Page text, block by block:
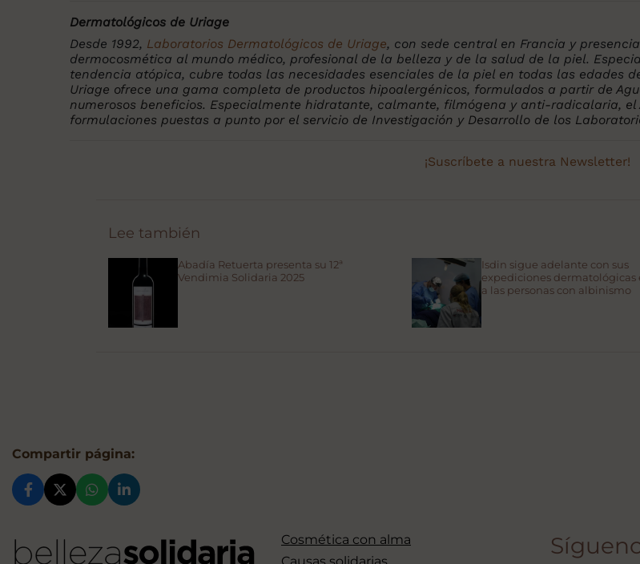
Dermatológicos de Uriage
Desde 1992, Laboratorios Dermatológicos de Uriage, con sede central en Francia y
dermocosmética al mundo médico, profesional de la belleza y de la salud de la piel.
tendencia atópica, cubre todas las necesidades esenciales de la piel en todas las edades
Uriage ofrece una gama completa de productos hipoalergénicos, formulados a partir de
numerosos beneficios. Especialmente hidratante, calmante, filmógena y anti-radicalaria, el
formulaciones puestas a punto por el servicio de Investigación y Desarrollo de los
¡Suscríbete a nuestra Newsletter!
Lee también
Abadía Retuerta presenta su 12ª
Vendimia Solidaria 2025
Isdin sigue adelante con sus
expediciones dermatológicas
a las personas con albinismo
Compartir página:
Cosmética con alma